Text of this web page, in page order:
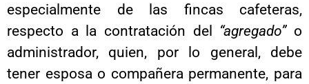
especialmente de las fincas cafeteras,
respecto a la contratación del “agregado”o
administrador, quien, por lo general, debe
tener esposa o compañera permanente, para